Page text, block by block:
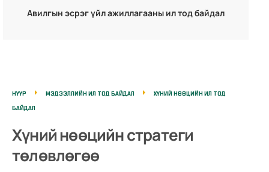
Авилгын эсрэг үйл ажиллагааны ил тод байдал
НҮҮР МЭДЭЭЛЛИЙН ИЛ ТОД БАЙДАЛ
ХҮНИЙ НӨӨЦИЙН ИЛ ТОД
БАЙДАЛ
Хүний нөөцийн стратеги
төлөвлөгөө